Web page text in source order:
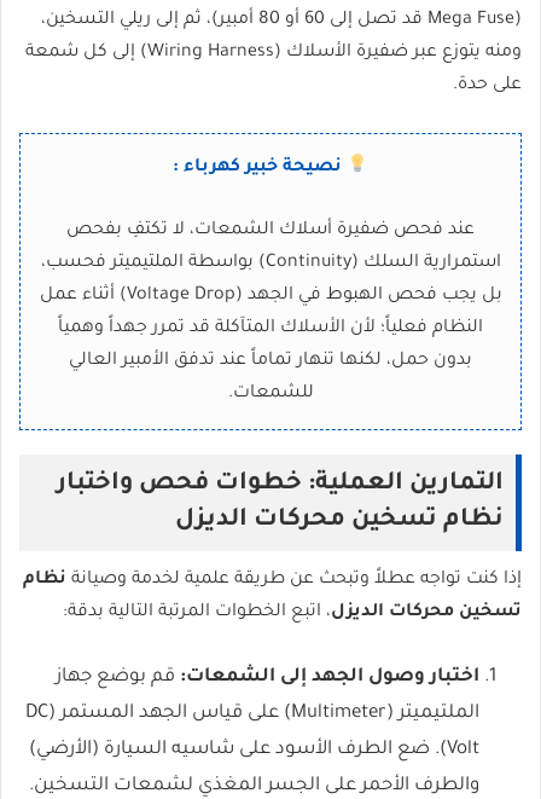
(Mega Fuse قد تصل إلى 60 أو 80 أمبير)، ثم إلى ريلي التسخين،
ومنه يتوزع عبر ضفيرة الأسلاك (Wiring Harness) إلى كل شمعة
على حدة.
نصيحة خبير كهرباء :
عند فحص ضفيرة أسلاك الشمعات، لا تكتفِ بفحص
استمرارية السلك (Continuity) بواسطة الملتيميتر فحسب،
بل يجب فحص الهبوط في الجهد (Voltage Drop) أثناء عمل
النظام فعلياً؛ لأن الأسلاك المتآكلة قد تمرر جهداً وهمياً
بدون حمل، لكنها تنهار تماماً عند تدفق الأمبير العالي
للشمعات.
التمارين العملية: خطوات فحص واختبار
نظام تسخين محركات الديزل
إذا كنت تواجه عطلاً وتبحث عن طريقة علمية لخدمة وصيانة نظام
تسخين محركات الديزل، اتبع الخطوات المرتبة التالية بدقة:
اختبار وصول الجهد إلى الشمعات: قم بوضع جهاز
الملتيميتر (Multimeter) على قياس الجهد المستمر (DC
Volt). ضع الطرف الأسود على شاسيه السيارة (الأرضي)
والطرف الأحمر على الجسر المغذي لشمعات التسخين.